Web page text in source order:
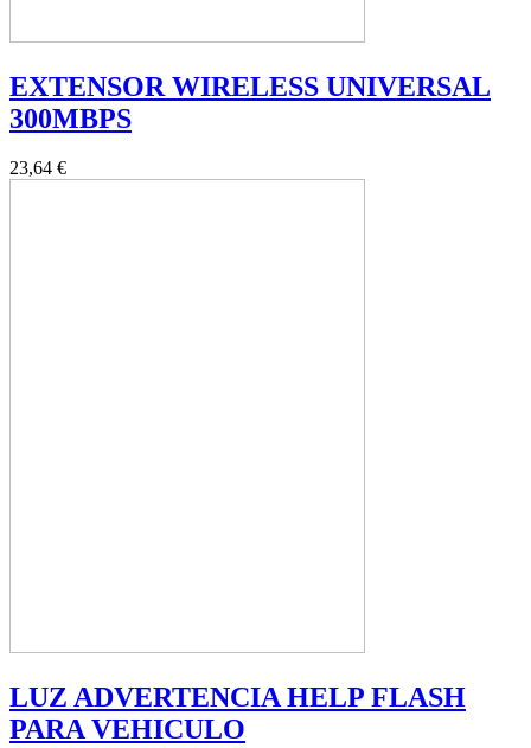
EXTENSOR WIRELESS UNIVERSAL
300MBPS
23,64 €
LUZ ADVERTENCIA HELP FLASH
PARA VEHICULO